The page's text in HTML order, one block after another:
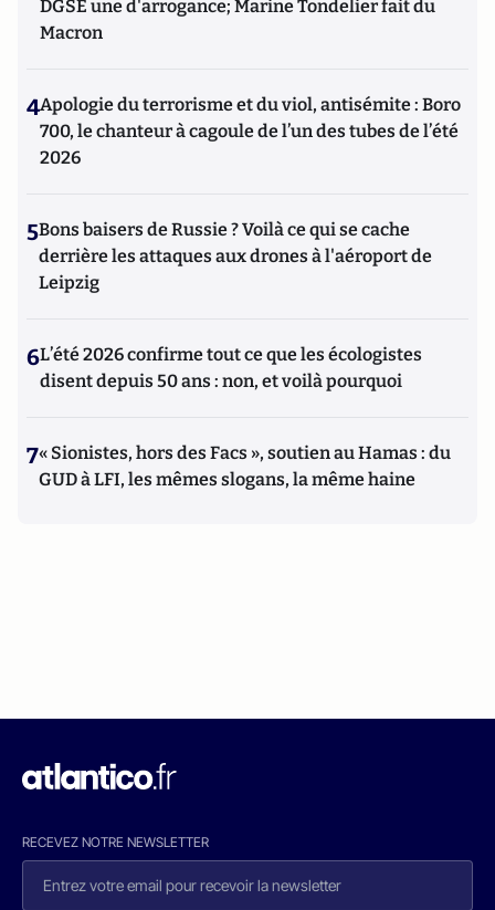
pratique de la contre ingérence économique », paru chez
d'intelligence économique » paru en 2020 aux Presses
Universitaires de France (PUF).
DGSE une d'arrogance; Marine Tondelier fait du
Macron
4Apologie du terrorisme et du viol, antisémite : Boro
700, le chanteur à cagoule de l’un des tubes de l’été
2026
5Bons baisers de Russie ? Voilà ce qui se cache
derrière les attaques aux drones à l'aéroport de
Leipzig
6L’été 2026 confirme tout ce que les écologistes
disent depuis 50 ans : non, et voilà pourquoi
7« Sionistes, hors des Facs », soutien au Hamas : du
GUD à LFI, les mêmes slogans, la même haine
RECEVEZ NOTRE NEWSLETTER